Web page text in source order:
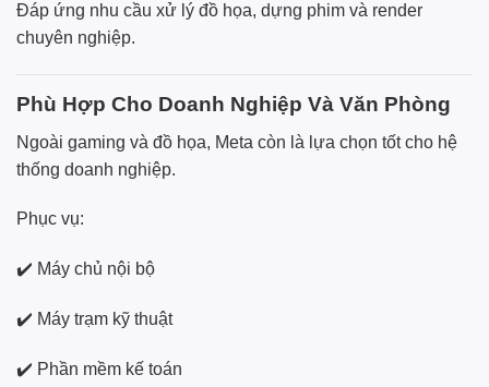
Đáp ứng nhu cầu xử lý đồ họa, dựng phim và render
chuyên nghiệp.
Phù Hợp Cho Doanh Nghiệp Và Văn Phòng
Ngoài gaming và đồ họa, Meta còn là lựa chọn tốt cho hệ
thống doanh nghiệp.
Phục vụ:
✔️ Máy chủ nội bộ
✔️ Máy trạm kỹ thuật
✔️ Phần mềm kế toán